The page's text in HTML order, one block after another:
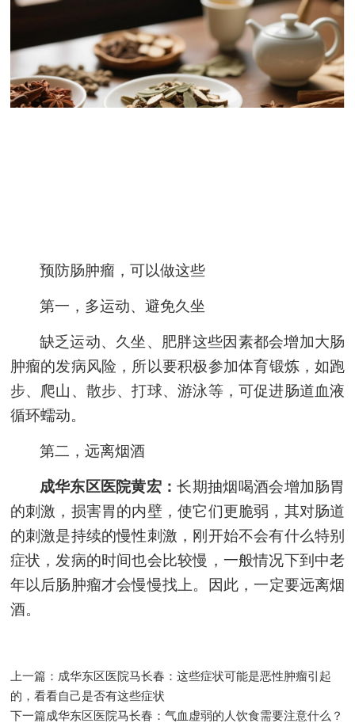
预防肠肿瘤，可以做这些
第一 ，多运动、避免久坐
缺乏运动、久坐、肥胖这些因素都会增加大肠
肿瘤的发病风险，所以要积极参加体育锻炼，如跑
步、爬山、散步、打球、游泳等，可促进肠道血液
循环蠕动。
第二 ，远离烟酒
成华东区医院黄宏：长期抽烟喝酒会增加肠胃
的刺激，损害胃的内壁，使它们更脆弱，其对肠道
的刺激是持续的慢性刺激，刚开始不会有什么特别
症状，发病的时间也会比较慢，一般情况下到中老
年以后肠肿瘤才会慢慢找上。因此，一定要远离烟
酒。
上一篇： 成华东区医院马长春：这些症状可能是恶性肿瘤引起
的，看看自己是否有这些症状
下一篇成华东区医院马长春：气血虚弱的人饮食需要注意什么？